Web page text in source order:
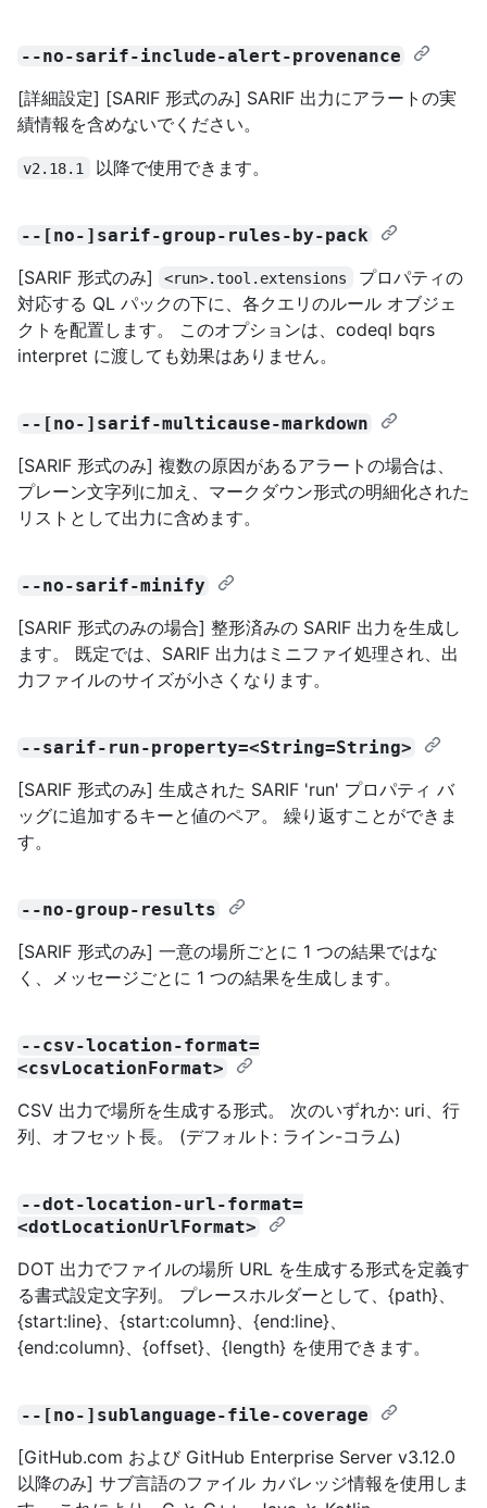
--no-sarif-include-alert-provenance
[詳細設定] [SARIF 形式のみ] SARIF 出力にアラートの実
績情報を含めないでください。
v2.18.1 以降で使用できます。
--[no-]sarif-group-rules-by-pack
[SARIF 形式のみ] <run>.tool.extensions
プロパティの
対応する QL パックの下に、各クエリのルール オブジェ
クトを配置します。 このオプションは、codeql bqrs
interpret に渡しても効果はありません。
--[no-]sarif-multicause-markdown
[SARIF 形式のみ] 複数の原因があるアラートの場合は、
プレーン文字列に加え、マークダウン形式の明細化された
リストとして出力に含めます。
--no-sarif-minify
[SARIF 形式のみの場合] 整形済みの SARIF 出力を生成し
ます。 既定では、SARIF 出力はミニファイ処理され、出
力ファイルのサイズが小さくなります。
--sarif-run-property=<String=String>
[SARIF 形式のみ] 生成された SARIF 'run' プロパティ バ
ッグに追加するキーと値のペア。 繰り返すことができま
す。
--no-group-results
[SARIF 形式のみ] 一意の場所ごとに 1 つの結果ではな
く、メッセージごとに 1 つの結果を生成します。
--csv-location-format=
<csvLocationFormat>
CSV 出力で場所を生成する形式。 次のいずれか: uri、行
列、オフセット長。 (デフォルト: ライン-コラム)
--dot-location-url-format=
<dotLocationUrlFormat>
DOT 出力でファイルの場所 URL を生成する形式を定義す
る書式設定文字列。 プレースホルダーとして、{path}、
{start:line}、{start:column}、{end:line}、
{end:column}、{offset}、{length} を使用できます。
--[no-]sublanguage-file-coverage
[GitHub.com および GitHub Enterprise Server v3.12.0
以降のみ] サブ言語のファイル カバレッジ情報を使用しま